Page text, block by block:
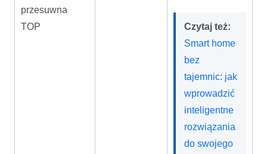
przesuwna
TOP
Czytaj też:
Smart home
bez
tajemnic: jak
wprowadzić
inteligentne
rozwiązania
do swojego